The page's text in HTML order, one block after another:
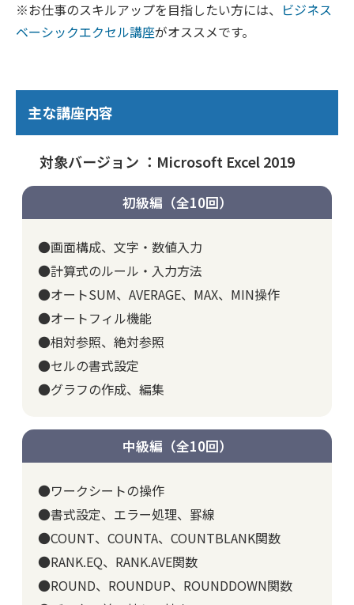
※お仕事のスキルアップを目指したい方には、 ビジネス
ベーシックエクセル講座がオススメです。
主な講座内容
対象バージョン ：Microsoft Excel 2019
初級編（全10回）
●画面構成、文字・数値入力
●計算式のルール・入力方法
●オートSUM、AVERAGE、MAX、MIN操作
●オートフィル機能
●相対参照、絶対参照
●セルの書式設定
●グラフの作成、編集
中級編（全10回）
●ワークシートの操作
●書式設定、エラー処理、罫線
●COUNT、COUNTA、COUNTBLANK関数
●RANK.EQ、RANK.AVE関数
●ROUND、ROUNDUP、ROUNDDOWN関数